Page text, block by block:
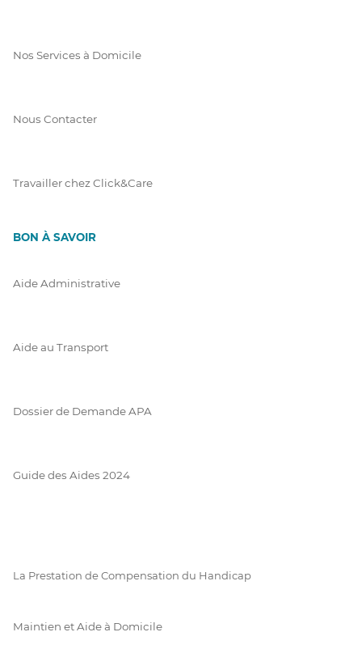
Nos Services à Domicile
Nous Contacter
Travailler chez Click&Care
BON À SAVOIR
Aide Administrative
Aide au Transport
Dossier de Demande APA
Guide des Aides 2024
La Prestation de Compensation du Handicap
Maintien et Aide à Domicile